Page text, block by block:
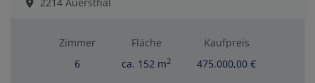
Zimmer
6
Fläche
ca. 152 m2
Kaufpreis
475.000,00 €